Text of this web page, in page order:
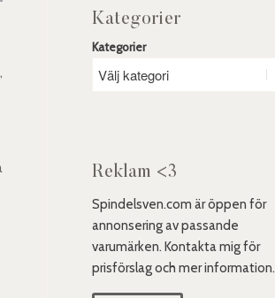
Kategorier
Kategorier
Reklam <3
Spindelsven.com är öppen för
annonsering av passande
varumärken. Kontakta mig för
prisförslag och mer information.